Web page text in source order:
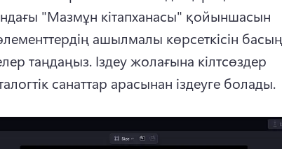
"Мазмұн кітапханасы" қойыншасын
ашылмалы көрсеткісін
таңдаңыз. Іздеу жолағына кілтсөздер
санаттар арасынан іздеуге болады.